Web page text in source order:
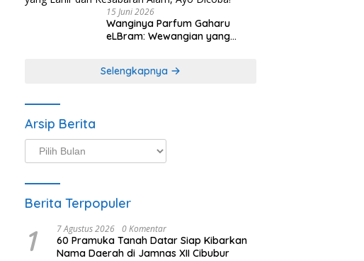
15 Juni 2026
Wanginya Parfum Gaharu
eLBram: Wewangian yang
Selengkapnya
Arsip Berita
Arsip
Berita
Berita Terpopuler
1 7 Agustus 2026 0 Komentar
60 Pramuka Tanah Datar Siap Kibarkan
Nama Daerah di Jamnas XII Cibubur